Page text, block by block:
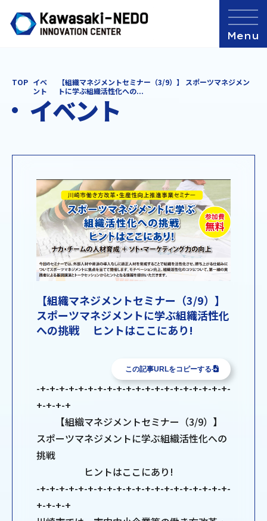
TOP イベ
ント
【組織マネジメントセミナー（3/9）】 スポーツマネジメン
トに学ぶ組織活性化への...
イベント
【組織マネジメントセミナー（3/9）】
スポーツマネジメントに学ぶ組織活性化
への挑戦 ヒントはここにあり!
この記事URLをコピーする
-+-+-+-+-+-+-+-+-+-+-+-+-+-+-+-+-+-+-+-+-
+-+-+-+
【組織マネジメントセミナー（3/9）】
スポーツマネジメントに学ぶ組織活性化への
挑戦
ヒントはここにあり!
-+-+-+-+-+-+-+-+-+-+-+-+-+-+-+-+-+-+-+-+-
+-+-+-+